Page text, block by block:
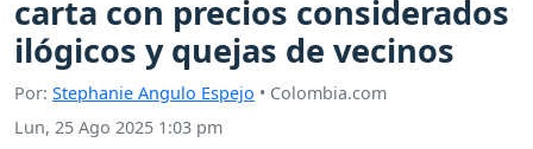
carta con precios considerados
ilógicos y quejas de vecinos
Por: Stephanie Angulo Espejo • Colombia.com
Lun, 25 Ago 2025 1:03 pm